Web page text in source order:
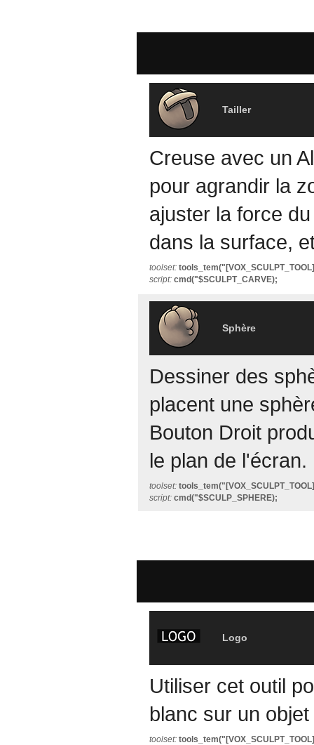
Tailler
Creuse avec un
pour agrandir la
ajuster la force
dans la surface,
toolset:
script: cmd("$SCULPT_CARVE);
Sphère
Dessiner des
placent une
Bouton Droit
le plan de l'écran.
toolset:
script: cmd("$SCULP_SPHERE);
Logo
Utiliser cet outil
blanc sur un objet
toolset: